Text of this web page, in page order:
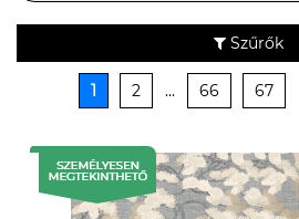
Szűrők
1 2 ... 66 67